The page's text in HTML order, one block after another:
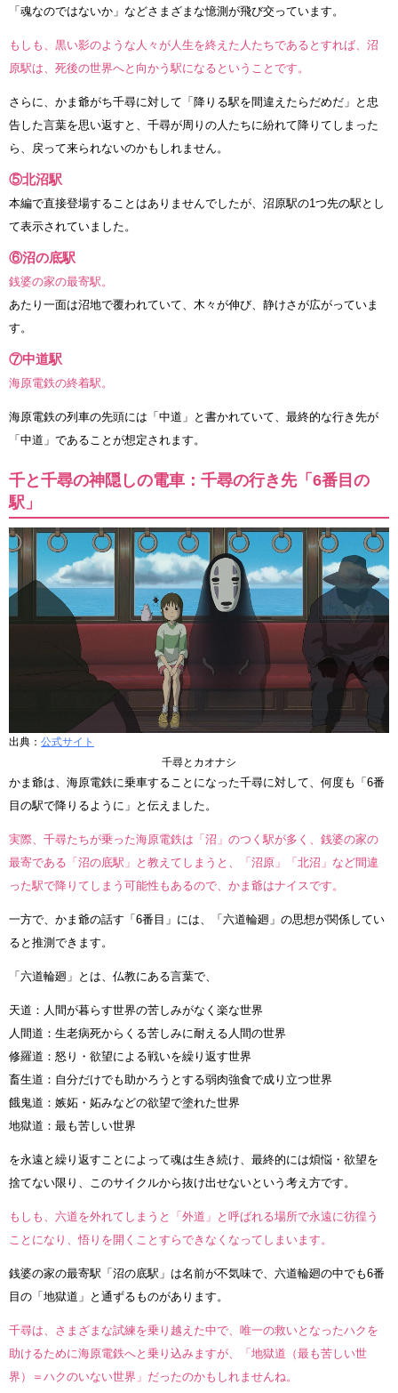
「魂なのではないか」などさまざまな憶測が飛び交っています。
もしも、黒い影のような人々が人生を終えた人たちであるとすれば、沼
原駅は、死後の世界へと向かう駅になるということです。
さらに、かま爺がち千尋に対して「降りる駅を間違えたらだめだ」と忠
告した言葉を思い返すと、千尋が周りの人たちに紛れて降りてしまった
ら、戻って来られないのかもしれません。
⑤北沼駅
本編で直接登場することはありませんでしたが、沼原駅の1つ先の駅とし
て表示されていました。
⑥沼の底駅
銭婆の家の最寄駅。
あたり一面は沼地で覆われていて、木々が伸び、静けさが広がっていま
す。
⑦中道駅
海原電鉄の終着駅。
海原電鉄の列車の先頭には「中道」と書かれていて、最終的な行き先が
「中道」であることが想定されます。
千と千尋の神隠しの電車：千尋の行き先「6番目の
駅」
出典： 公式サイト
千尋とカオナシ
かま爺は、海原電鉄に乗車することになった千尋に対して、何度も「6番
目の駅で降りるように」と伝えました。
実際、千尋たちが乗った海原電鉄は「沼」のつく駅が多く、銭婆の家の
最寄である「沼の底駅」と教えてしまうと、「沼原」「北沼」など間違
った駅で降りてしまう可能性もあるので、かま爺はナイスです。
一方で、かま爺の話す「6番目」には、「六道輪廻」の思想が関係してい
ると推測できます。
「六道輪廻」とは、仏教にある言葉で、
天道：人間が暮らす世界の苦しみがなく楽な世界
人間道：生老病死からくる苦しみに耐える人間の世界
修羅道：怒り・欲望による戦いを繰り返す世界
畜生道：自分だけでも助かろうとする弱肉強食で成り立つ世界
餓鬼道：嫉妬・妬みなどの欲望で塗れた世界
地獄道：最も苦しい世界
を永遠と繰り返すことによって魂は生き続け、最終的には煩悩・欲望を
捨てない限り、このサイクルから抜け出せないという考え方です。
もしも、六道を外れてしまうと「外道」と呼ばれる場所で永遠に彷徨う
ことになり、悟りを開くことすらできなくなってしまいます。
銭婆の家の最寄駅「沼の底駅」は名前が不気味で、六道輪廻の中でも6番
目の「地獄道」と通ずるものがあります。
千尋は、さまざまな試練を乗り越えた中で、唯一の救いとなったハクを
助けるために海原電鉄へと乗り込みますが、「地獄道（最も苦しい世
界）＝ハクのいない世界」だったのかもしれませんね。